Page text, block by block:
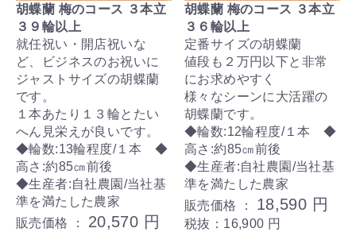
胡蝶蘭 梅のコース ３本立
３９輪以上
就任祝い・開店祝いな
ど、ビジネスのお祝いに
ジャストサイズの胡蝶蘭
です。
１本あたり１３輪とたい
へん見栄えが良いです。
◆輪数:13輪程度/１本 ◆
高さ:約85㎝前後
◆生産者:自社農園/当社基
準を満たした農家
販売価格 ： 20,570 円
胡蝶蘭 梅のコース ３本立
３６輪以上
定番サイズの胡蝶蘭
値段も２万円以下と非常
にお求めやすく
様々なシーンに大活躍の
胡蝶蘭です。
◆輪数:12輪程度/１本 ◆
高さ:約85㎝前後
◆生産者:自社農園/当社基
準を満たした農家
販売価格 ： 18,590 円
税抜：16,900 円